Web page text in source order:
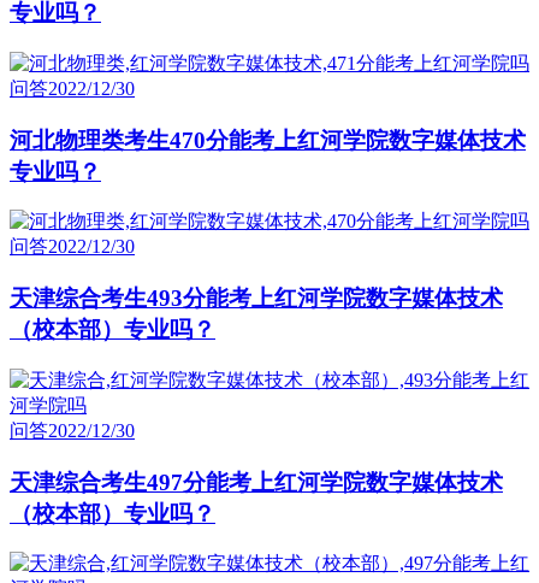
专业吗？
问答2022/12/30
河北物理类考生470分能考上红河学院数字媒体技术
专业吗？
问答2022/12/30
天津综合考生493分能考上红河学院数字媒体技术
（校本部）专业吗？
问答2022/12/30
天津综合考生497分能考上红河学院数字媒体技术
（校本部）专业吗？